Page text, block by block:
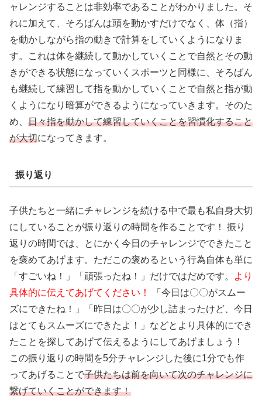
ャレンジすることは非効率であることがわかりました。そ
れに加えて、そろばんは頭を動かすだけでなく、体（指）
を動かしながら指の動きで計算をしていくようになりま
す。これは体を継続して動かしていくことで自然とその動
きができる状態になっていくスポーツと同様に、そろばん
も継続して練習して指を動かしていくことで自然と指が動
くようになり暗算ができるようになっていきます。そのた
め、 日々指を動かして練習していくことを習慣化すること
が大切になってきます。
振り返り
子供たちと一緒にチャレンジを続ける中で最も私自身大切
にしていることが振り返りの時間を作ることです！ 振り
返りの時間では、とにかく今日のチャレンジでできたこと
を褒めてあげます。ただこの褒めるという行為自体も単に
「すごいね！」「頑張ったね！」だけではだめです。
より
具体的に伝えてあげてください！
「今日は〇〇がスムー
ズにできたね！」「昨日は〇〇が少し詰まったけど、今日
はとてもスムーズにできたよ！」などとより具体的にでき
たことを探してあげて伝えるようにしてあげましょう！
この振り返りの時間を5分チャレンジした後に1分でも作
ってあげることで子供たちは前を向いて次のチャレンジに
繋げていくことができます！